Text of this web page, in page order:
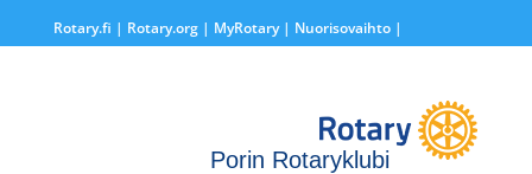
Rotary.fi | Rotary.org| MyRotary | Nuorisovaihto|
Porin Rotaryklubi